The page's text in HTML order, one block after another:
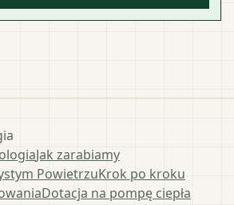
Jak zarabiamy
PowietrzuKrok po kroku
Dotacja na pompę ciepła